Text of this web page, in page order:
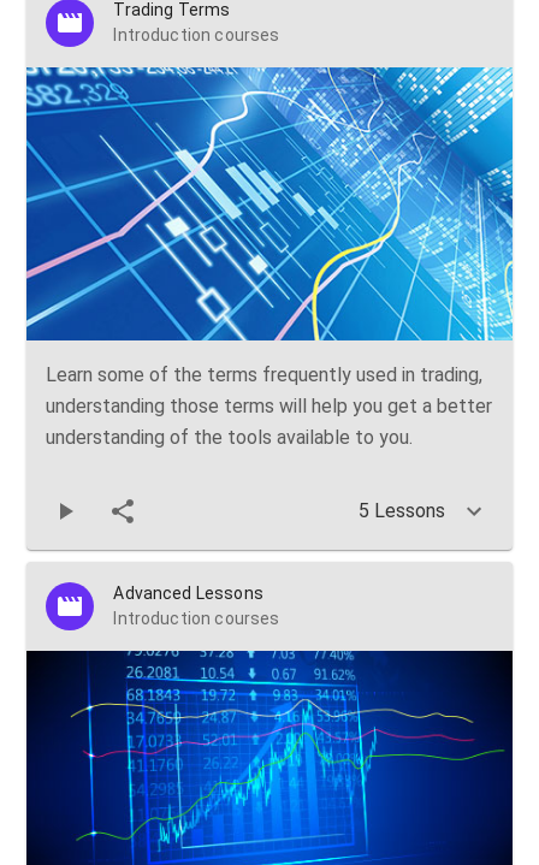
Trading Terms
Introduction courses
Learn some of the terms frequently used in trading,
understanding those terms will help you get a better
understanding of the tools available to you.
5 Lessons
Advanced Lessons
Introduction courses